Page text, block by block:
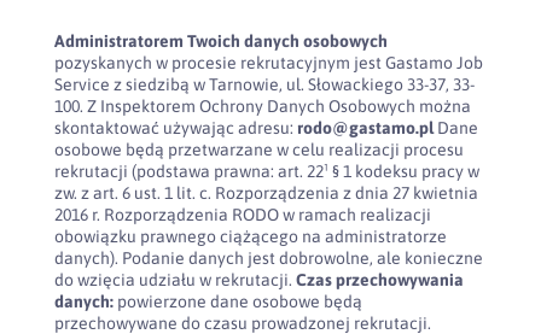
Administratorem Twoich danych osobowych
pozyskanych w procesie rekrutacyjnym jest Gastamo Job
Service z siedzibą w Tarnowie, ul. Słowackiego 33-37, 33-
100. Z Inspektorem Ochrony Danych Osobowych można
skontaktować używając adresu: rodo@gastamo.plDane
osobowe będą przetwarzane w celu realizacji procesu
rekrutacji (podstawa prawna: art. 22¹ § 1 kodeksu pracy w
zw. z art. 6 ust. 1 lit. c. Rozporządzenia z dnia 27 kwietnia
2016 r. Rozporządzenia RODO w ramach realizacji
obowiązku prawnego ciążącego na administratorze
danych). Podanie danych jest dobrowolne, ale konieczne
do wzięcia udziału w rekrutacji. Czas przechowywania
danych:powierzone dane osobowe będą
przechowywane do czasu prowadzonej rekrutacji.